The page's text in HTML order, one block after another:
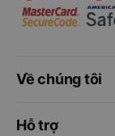
Về chúng tôi
Hỗ trợ